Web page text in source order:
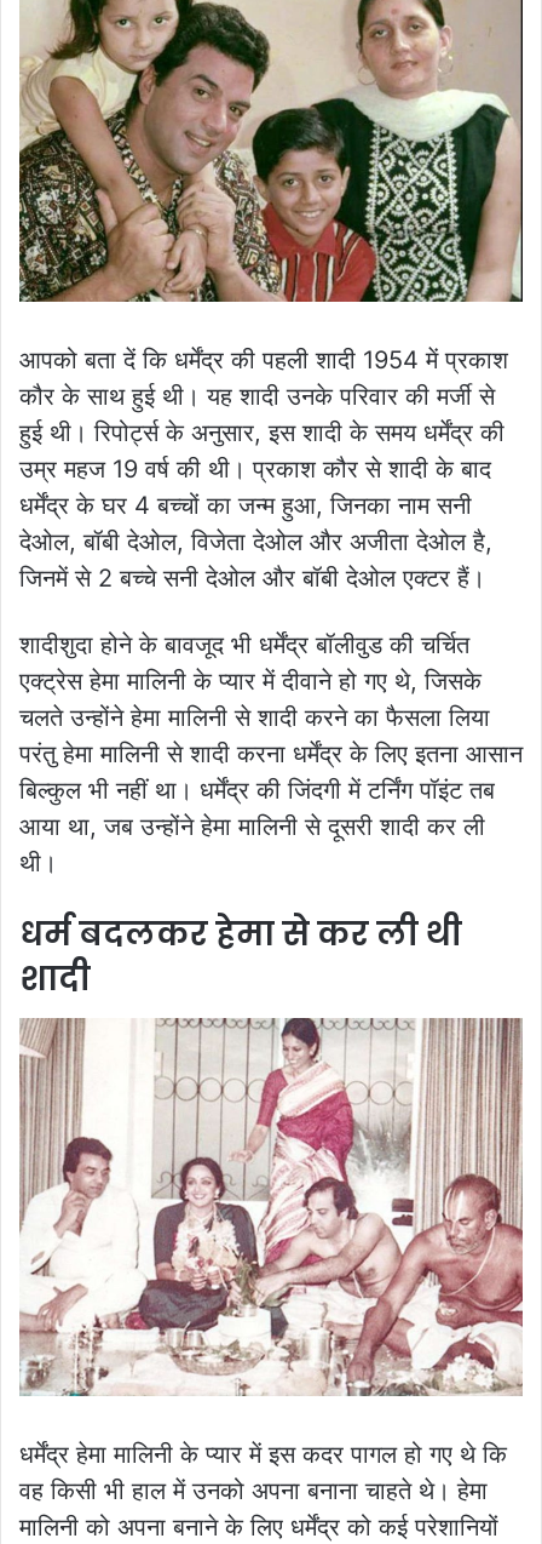
आपको बता दें कि धर्मेंद्र की पहली शादी 1954 में प्रकाश
कौर के साथ हुई थी। यह शादी उनके परिवार की मर्जी से
हुई थी। रिपोर्ट्स के अनुसार, इस शादी के समय धर्मेंद्र की
उम्र महज 19 वर्ष की थी। प्रकाश कौर से शादी के बाद
धर्मेंद्र के घर 4 बच्चों का जन्म हुआ, जिनका नाम सनी
देओल, बॉबी देओल, विजेता देओल और अजीता देओल है,
जिनमें से 2 बच्चे सनी देओल और बॉबी देओल एक्टर हैं।
शादीशुदा होने के बावजूद भी धर्मेंद्र बॉलीवुड की चर्चित
एक्ट्रेस हेमा मालिनी के प्यार में दीवाने हो गए थे, जिसके
चलते उन्होंने हेमा मालिनी से शादी करने का फैसला लिया
परंतु हेमा मालिनी से शादी करना धर्मेंद्र के लिए इतना आसान
बिल्कुल भी नहीं था। धर्मेंद्र की जिंदगी में टर्निंग पॉइंट तब
आया था, जब उन्होंने हेमा मालिनी से दूसरी शादी कर ली
थी।
धर्म बदलकर हेमा से कर ली थी
शादी
धर्मेंद्र हेमा मालिनी के प्यार में इस कदर पागल हो गए थे कि
वह किसी भी हाल में उनको अपना बनाना चाहते थे। हेमा
मालिनी को अपना बनाने के लिए धर्मेंद्र को कई परेशानियों